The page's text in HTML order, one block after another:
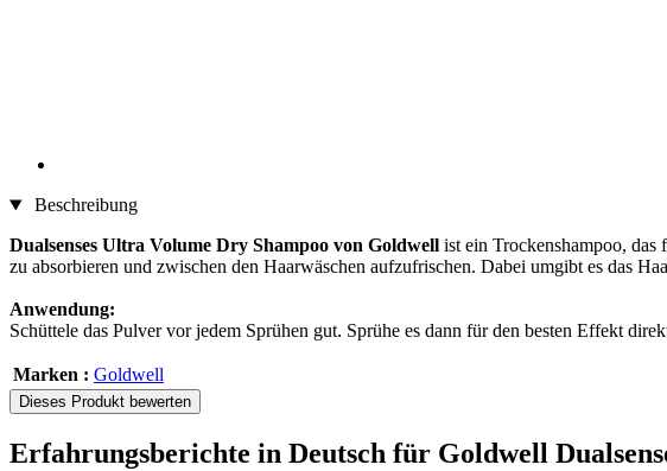
Beschreibung
Dualsenses Ultra Volume Dry Shampoo von Goldwell ist ein Trockenshampoo,
zu absorbieren und zwischen den Haarwäschen aufzufrischen. Dabei umgibt es das
Anwendung:
Schüttele das Pulver vor jedem Sprühen gut. Sprühe es dann für den besten Effekt
Marken : Goldwell
Dieses Produkt bewerten
Erfahrungsberichte in Deutsch für Goldwell